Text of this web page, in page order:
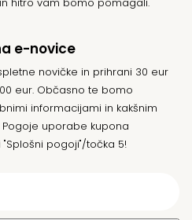
e-novice
novičke in prihrani 30 eur
eur. Občasno te bomo
informacijami in kakšnim
uporabe kupona
pogoji"/točka 5!